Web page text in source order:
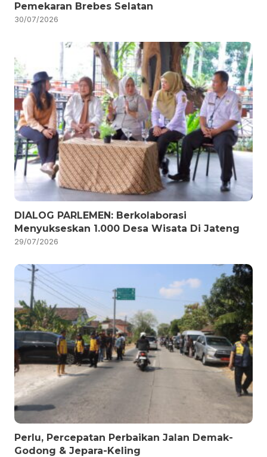
Pemekaran Brebes Selatan
30/07/2026
DIALOG PARLEMEN: Berkolaborasi
Menyukseskan 1.000 Desa Wisata Di Jateng
29/07/2026
Perlu, Percepatan Perbaikan Jalan Demak-
Godong & Jepara-Keling